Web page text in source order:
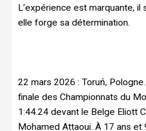
L’expérience est marquante,
elle forge sa détermination.
22 mars 2026 : Toruń,
finale des Championnats du
1:44.24 devant le Belge Eliott
Mohamed Attaoui. À 17 ans et